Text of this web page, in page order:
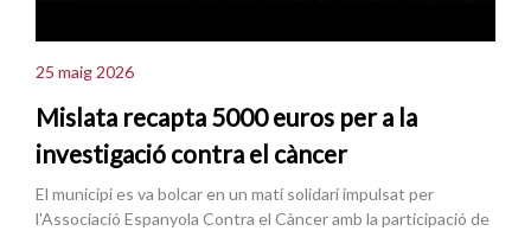
25 maig 2026
Mislata recapta 5000 euros per a la
investigació contra el càncer
El municipi es va bolcar en un matí solidari impulsat per
l'Associació Espanyola Contra el Càncer amb la participació de